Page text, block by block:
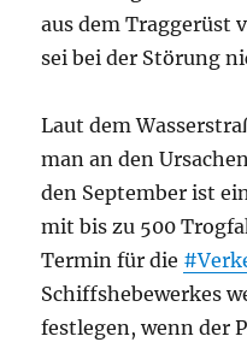
aus dem Traggerüst
sei bei der Störung
Laut dem
man an den
den September ist
mit bis zu 500
Termin für die
Schiffshebewerkes
festlegen, wenn der